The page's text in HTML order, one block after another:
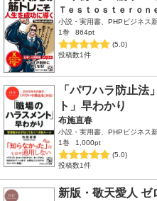
Ｔｅｓｔｏｓｔｅｒｏｎ
小説・実用書、PHPビジネス
1巻
864pt
(5.0)
投稿数1件
「パワハラ防止法
ト」早わかり
布施直春
小説・実用書、PHPビジネス
1巻
1,000pt
(5.0)
投稿数1件
新版・敬天愛人 ゼ